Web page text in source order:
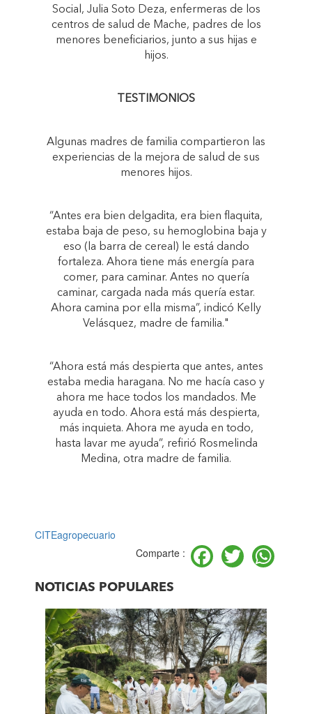
Social, Julia Soto Deza, enfermeras de los
centros de salud de Mache, padres de los
menores beneficiarios, junto a sus hijas e
hijos.
TESTIMONIOS
Algunas madres de familia compartieron las
experiencias de la mejora de salud de sus
menores hijos.
“Antes era bien delgadita, era bien flaquita,
estaba baja de peso, su hemoglobina baja y
eso (la barra de cereal) le está dando
fortaleza. Ahora tiene más energía para
comer, para caminar. Antes no quería
caminar, cargada nada más quería estar.
Ahora camina por ella misma”, indicó Kelly
Velásquez, madre de familia."
“Ahora está más despierta que antes, antes
estaba media haragana. No me hacía caso y
ahora me hace todos los mandados. Me
ayuda en todo. Ahora está más despierta,
más inquieta. Ahora me ayuda en todo,
hasta lavar me ayuda”, refirió Rosmelinda
Medina, otra madre de familia.
CITEagropecuario
Comparte :
Facebook
Twitter
NOTICIAS POPULARES